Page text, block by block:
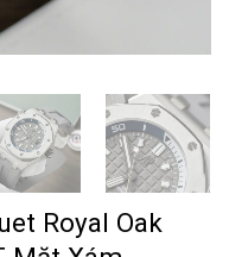
Royal Oak